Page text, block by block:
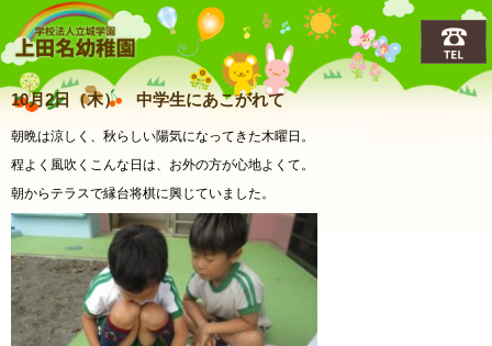
上田名(うえだな)幼稚園
10月2日（木） 中学生にあこがれて
朝晩は涼しく、秋らしい陽気になってきた木曜日。
程よく風吹くこんな日は、お外の方が心地よくて。
朝からテラスで縁台将棋に興じていました。